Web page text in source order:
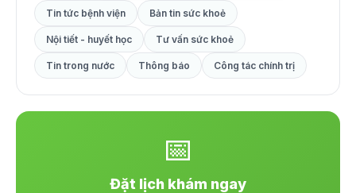
Tin tức bệnh viện Bản tin sức khoẻ
Nội tiết - huyết học Tư vấn sức khoẻ
Tin trong nước Thông báo Công tác chính trị
📅
Đặt lịch khám ngay